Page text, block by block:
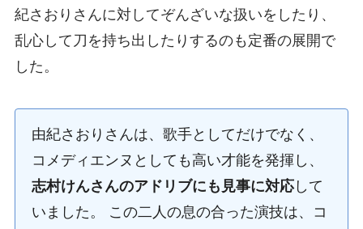
紀さおりさんに対してぞんざいな扱いをしたり、
乱心して刀を持ち出したりするのも定番の展開で
した。
由紀さおりさんは、歌手としてだけでなく、
コメディエンヌとしても高い才能を発揮し、
志村けんさんのアドリブにも見事に対応して
いました。 この二人の息の合った演技は、コ